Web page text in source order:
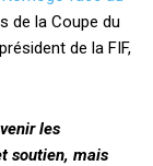
de la Coupe du
de la FIF,
les
soutien, mais